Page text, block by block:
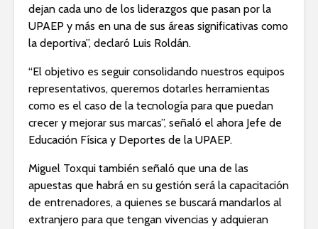
dejan cada uno de los liderazgos que pasan por la
UPAEP y más en una de sus áreas significativas como
la deportiva”, declaró Luis Roldán.
“El objetivo es seguir consolidando nuestros equipos
representativos, queremos dotarles herramientas
como es el caso de la tecnología para que puedan
crecer y mejorar sus marcas”, señaló el ahora Jefe de
Educación Física y Deportes de la UPAEP.
Miguel Toxqui también señaló que una de las
apuestas que habrá en su gestión será la capacitación
de entrenadores, a quienes se buscará mandarlos al
extranjero para que tengan vivencias y adquieran